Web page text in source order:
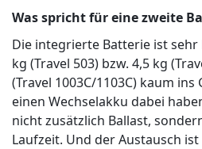
Was spricht für eine zweite
Die integrierte Batterie ist
kg (Travel 503) bzw. 4,5 kg
(Travel 1003C/1103C) kaum ins
einen Wechselakku dabei
nicht zusätzlich Ballast,
Laufzeit. Und der Austausch